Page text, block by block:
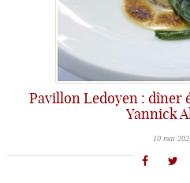
Pavillon Ledoyen : dîner
Yannick
10 mai